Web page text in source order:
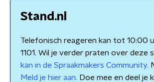
Stand.nl
Telefonisch reageren kan tot 10:00
1101. Wil je verder praten over deze
kan in de Spraakmakers Community.
Meld je hier aan. Doe mee en deel je